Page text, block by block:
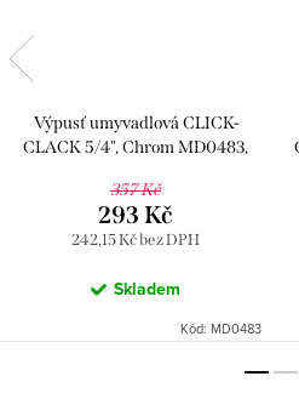
Výpusť umyvadlová CLICK-
CLACK 5/4", Chrom MD0483,
357 Kč
242,15 Kč bez DPH
293 Kč
Skladem
Kód: MD0483